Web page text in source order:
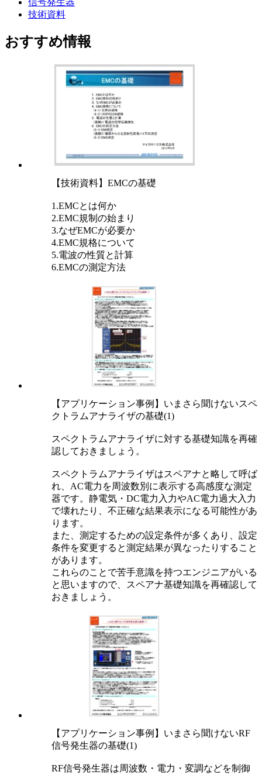
技術資料
おすすめ情報
【技術資料】EMCの基礎
1.EMCとは何か
2.EMC規制の始まり
3.なぜEMCが必要か
4.EMC規格について
5.電波の性質と計算
6.EMCの測定方法
【アプリケーション事例】いまさら聞けないスペ
クトラムアナライザの基礎(1)
スペクトラムアナライザに対する基礎知識を再確
認しておきましょう。
スペクトラムアナライザはスペアナと略して呼ば
れ、AC電力を周波数別に表示する高感度な測定
器です。静電気・DC電力入力やAC電力過大入力
で壊れたり、不正確な結果表示になる可能性があ
ります。
また、測定するための設定条件が多くあり、設定
条件を変更すると測定結果が異なったりすること
があります。
これらのことで苦手意識を持つエンジニアがいる
と思いますので、スペアナ基礎知識を再確認して
おきましょう。
【アプリケーション事例】いまさら聞けないRF
信号発生器の基礎(1)
RF信号発生器は周波数・電力・変調などを制御